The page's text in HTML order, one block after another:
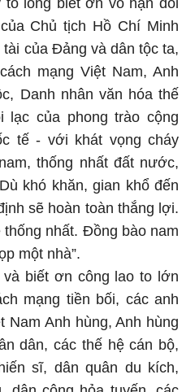
lòng biết ơn vô hạn đối
Chủ tịch Hồ Chí Minh
của Đảng và dân tộc ta,
mạng Việt Nam, Anh
Danh nhân văn hóa thế
của phong trào cộng
tế - với khát vọng cháy
thống nhất đất nước,
khó khăn, gian khổ đến
sẽ hoàn toàn thắng lợi.
nhất. Đồng bào nam
một nhà”.
biết ơn công lao to lớn
mạng tiền bối, các anh
Nam Anh hùng, Anh hùng
dân, các thế hệ cán bộ,
sĩ, dân quân du kích,